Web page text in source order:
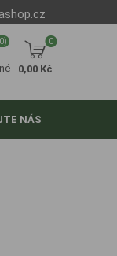
0
0,00 Kč
NÁS